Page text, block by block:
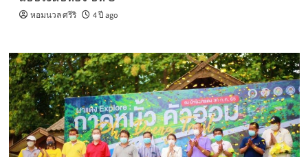
หอมนวล ศรีริ 4 ปี ago